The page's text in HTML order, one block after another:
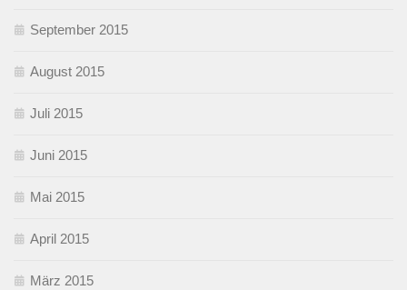
September 2015
August 2015
Juli 2015
Juni 2015
Mai 2015
April 2015
März 2015